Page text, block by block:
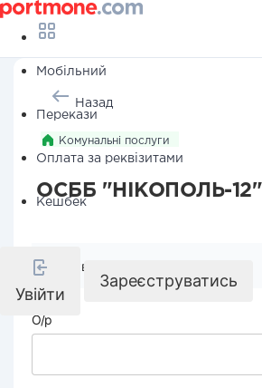
Мобільний
Перекази
Оплата за реквізитами
Кешбек
Увійти
Зареєструватись
Назад
Комунальні послуги
ОСББ "НІКОПОЛЬ-12"
Реквізити компанії
О/р